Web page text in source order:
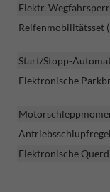
Elektr.
Reifenmobilitätsset
Start/Stopp-
Elektronische
Elektronische